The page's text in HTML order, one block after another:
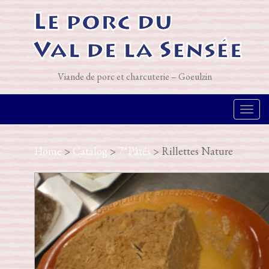
Viande de porc et charcuterie – Goeulzin
T
l
e
n
Home > Catalog > 7*Pâtés > Rillettes Nature